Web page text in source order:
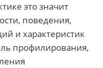
это значит
поведения,
и характеристик
профилирования,